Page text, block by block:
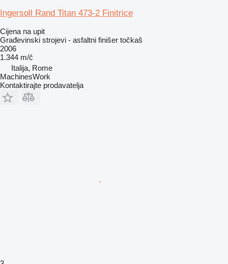
Ingersoll Rand Titan 473-2 Finitrice
Cijena na upit
Građevinski strojevi - asfaltni finišer točkaš
2006
1.344 m/č
Italija, Rome
MachinesWork
Kontaktirajte prodavatelja